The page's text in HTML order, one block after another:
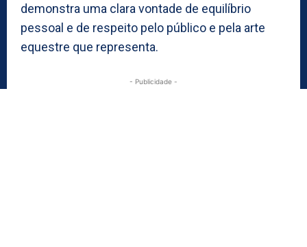
demonstra uma clara vontade de equilíbrio
pessoal e de respeito pelo público e pela arte
equestre que representa.
- Publicidade -